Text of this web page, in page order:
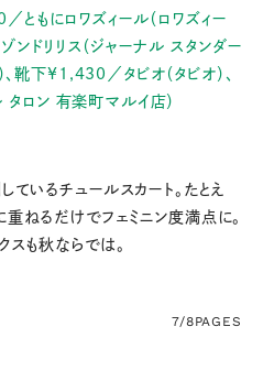
もにロワズィール（ロワズィー
ンドリリス（ジャーナル スタンダー
靴下¥1,430／タビオ（タビオ）、
ロン 有楽町マルイ店）
ているチュールスカート。たとえ
ねるだけでフェミニン度満点に。
スも秋ならでは。
7/8PAGES